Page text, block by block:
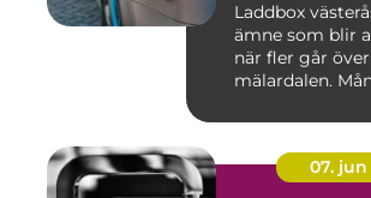
Laddbox
ämne som blir
när fler går
mälardalen.
07. jun